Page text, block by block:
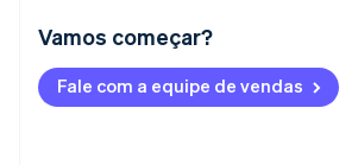
Vamos começar?
Fale com a equipe de vendas
DeutschEnglish
Austrália